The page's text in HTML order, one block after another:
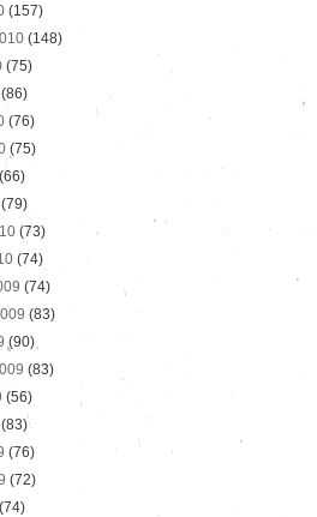
(157)
(148)
(75)
(86)
(76)
(75)
(66)
(79)
(73)
(74)
(74)
(83)
(90)
(83)
(56)
(83)
(76)
(72)
(74)